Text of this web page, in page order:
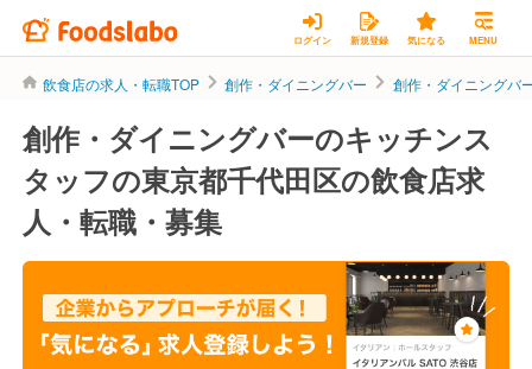
ログイン 新規登録 気になる MENU
飲食店の求人・転職TOP 創作・ダイニングバー 創作・ダイニングバ
創作・ダイニングバーのキッチンス
タッフの東京都千代田区の飲食店求
人・転職・募集